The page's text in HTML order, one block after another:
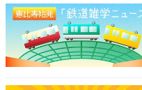
占い師＆イラスト